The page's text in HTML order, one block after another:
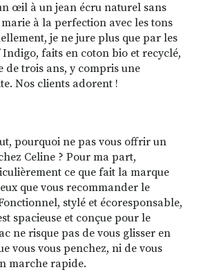
œil à un jean écru naturel sans
à la perfection avec les tons
je ne jure plus que par les
faits en coton bio et recyclé,
de trois ans, y compris une
Nos clients adorent !
pourquoi ne pas vous offrir un
Celine ? Pour ma part,
ce que fait la marque
que vous recommander le
stylé et écoresponsable,
spacieuse et conçue pour le
ne risque pas de vous glisser en
vous vous penchez, ni de vous
marche rapide.